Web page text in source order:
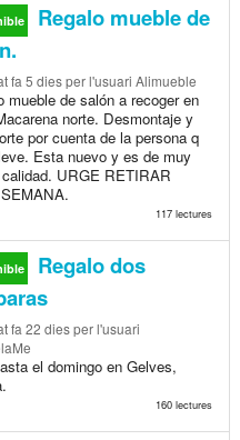
Regalo mueble de
fa 5 diesper l'usuari Alimueble
mueble de salón a recoger en
norte. Desmontaje y
por cuenta de la persona q
Esta nuevo y es de muy
URGE RETIRAR
117 lectures
Regalo dos
fa 22 diesper l'usuari
el domingo en Gelves,
160 lectures